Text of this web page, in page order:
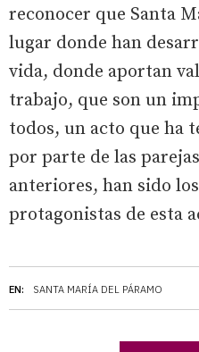
EN: SANTA MARÍA DEL PÁRAMO
reconocer que Santa
lugar donde han
vida, donde aportan
trabajo, que son un
todos, un acto que ha
por parte de las
anteriores, han sido
protagonistas de esta